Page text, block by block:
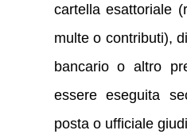
cartella esattoriale
multe o contributi),
bancario o altro
essere eseguita
posta o ufficiale